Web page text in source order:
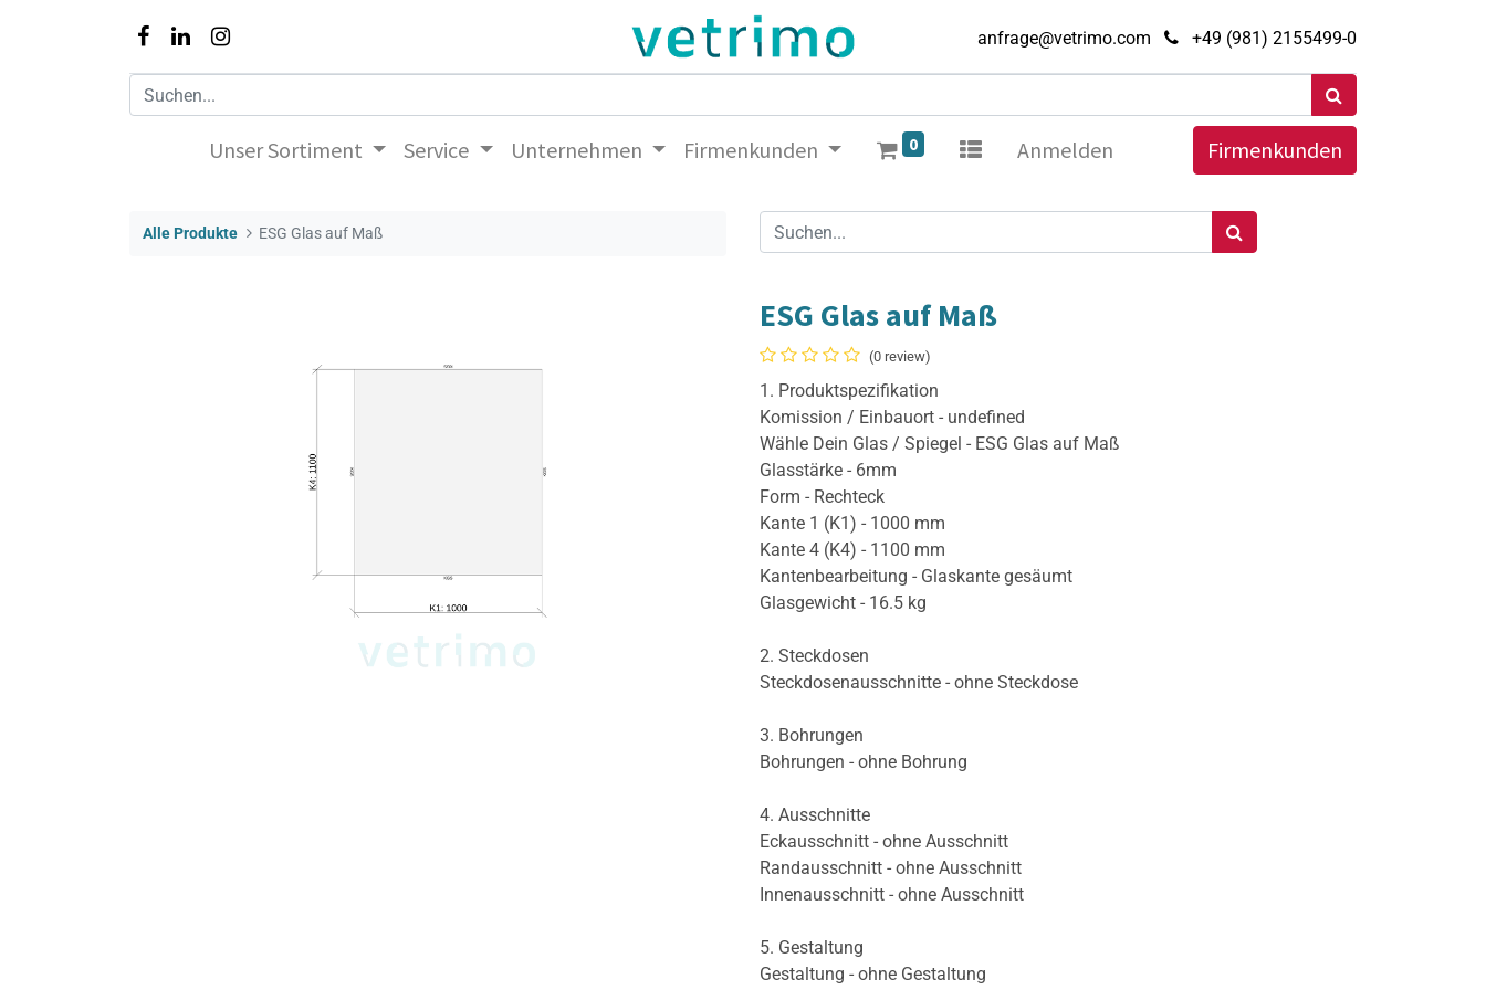
anfrage@vetrimo.com +49 (981) 2155499-0
Unser Sortiment Service Unternehmen Firmenkunden 0 Anmelden Firmenkunden
Alle Produkte ESG Glas auf Maß
ESG Glas auf Maß
(0 review)
1. Produktspezifikation
Komission / Einbauort - undefined
Wähle Dein Glas / Spiegel - ESG Glas auf Maß
Glasstärke - 6mm
Form - Rechteck
Kante 1 (K1) - 1000 mm
Kante 4 (K4) - 1100 mm
Kantenbearbeitung - Glaskante gesäumt
Glasgewicht - 16.5 kg
2. Steckdosen
Steckdosenausschnitte - ohne Steckdose
3. Bohrungen
Bohrungen - ohne Bohrung
4. Ausschnitte
Eckausschnitt - ohne Ausschnitt
Randausschnitt - ohne Ausschnitt
Innenausschnitt - ohne Ausschnitt
5. Gestaltung
Gestaltung - ohne Gestaltung